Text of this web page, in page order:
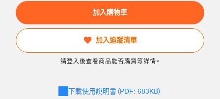
加入購物車
加入追蹤清單
請登入後查看商品能否購買等詳情。
下載使用說明書（PDF: 683KB）